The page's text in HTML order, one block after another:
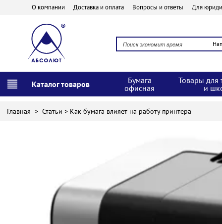
О компании Доставка и оплата Вопросы и ответы Для
Каталог товаров
Бумага
офисная
Товары для
и
Главная > Статьи > Как бумага влияет на работу принтера